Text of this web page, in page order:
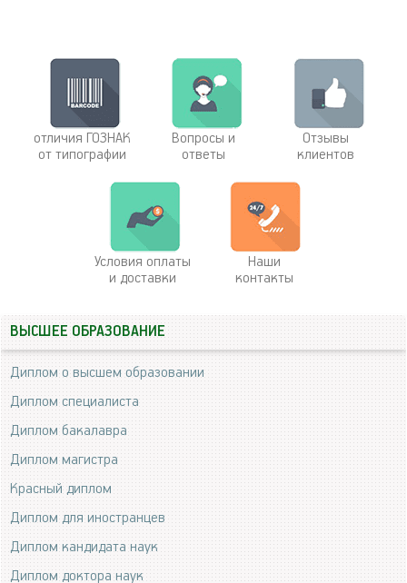
отличия ГОЗНАК
от типографии
Вопросы и
ответы
Отзывы
клиентов
Условия оплаты
и доставки
Наши
контакты
ВЫСШЕЕ ОБРАЗОВАНИЕ
Диплом о высшем образовании
Диплом специалиста
Диплом бакалавра
Диплом магистра
Красный диплом
Диплом для иностранцев
Диплом кандидата наук
Диплом доктора наук